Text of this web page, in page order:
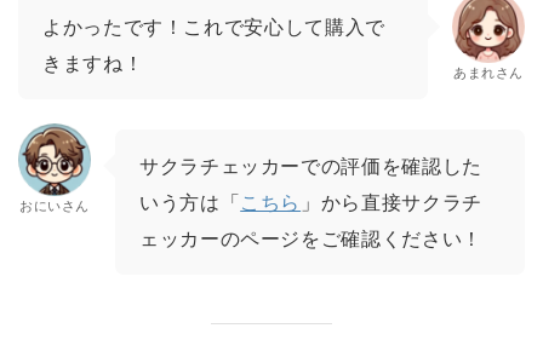
よかったです！これで安心して購入で
きますね！
あまれさん
おにいさん
サクラチェッカーでの評価を確認した
いう方は「こちら 」から直接サクラチ
ェッカーのページをご確認ください！